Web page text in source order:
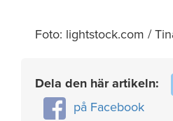
Foto: lightstock.com /
Dela den här artikeln:
på Facebook